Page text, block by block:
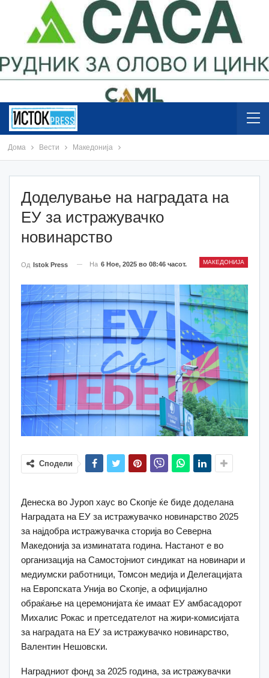
Дома Вести Македонија
Доделување на наградата на
ЕУ за истражувачко
новинарство
МАКЕДОНИЈА
Од Istok Press На 6 Ное, 2025 во 08:46 часот.
Сподели
Денеска во Јуроп хаус во Скопје ќе биде доделана
Наградата на ЕУ за истражувачко новинарство 2025
за најдобра истражувачка сторија во Северна
Македонија за изминатата година. Настанот е во
организација на Самостојниот синдикат на новинари и
медиумски работници, Томсон медија и Делегацијата
на Европската Унија во Скопје, а официјално
обраќање на церемонијата ќе имаат ЕУ амбасадорот
Михалис Рокас и претседателот на жири-комисијата
за наградата на ЕУ за истражувачко новинарство,
Валентин Нешовски.
Наградниот фонд за 2025 година, за истражувачки